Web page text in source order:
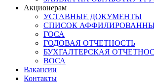
Акционерам
УСТАВНЫЕ ДОКУМЕНТЫ
СПИСОК
ГОСА
ГОДОВАЯ ОТЧЕТНОСТЬ
БУХГАЛТЕРСКАЯ
ВОСА
Вакансии
Контакты